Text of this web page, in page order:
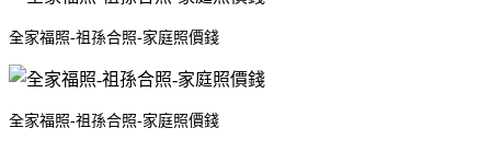
全家福照-祖孫合照-家庭照價錢
全家福照-祖孫合照-家庭照價錢